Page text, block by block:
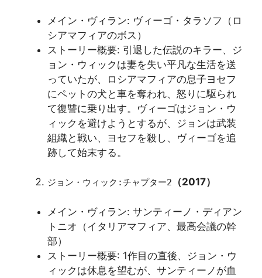
メイン・ヴィラン: ヴィーゴ・タラソフ（ロ
シアマフィアのボス）
ストーリー概要: 引退した伝説のキラー、ジ
ョン・ウィックは妻を失い平凡な生活を送
っていたが、ロシアマフィアの息子ヨセフ
にペットの犬と車を奪われ、怒りに駆られ
て復讐に乗り出す。ヴィーゴはジョン・ウ
ィックを避けようとするが、ジョンは武装
組織と戦い、ヨセフを殺し、ヴィーゴを追
跡して始末する。
ジョン・ウィック:チャプター2 （2017）
メイン・ヴィラン: サンティーノ・ディアン
トニオ（イタリアマフィア、最高会議の幹
部）
ストーリー概要: 1作目の直後、ジョン・ウ
ィックは休息を望むが、サンティーノが血